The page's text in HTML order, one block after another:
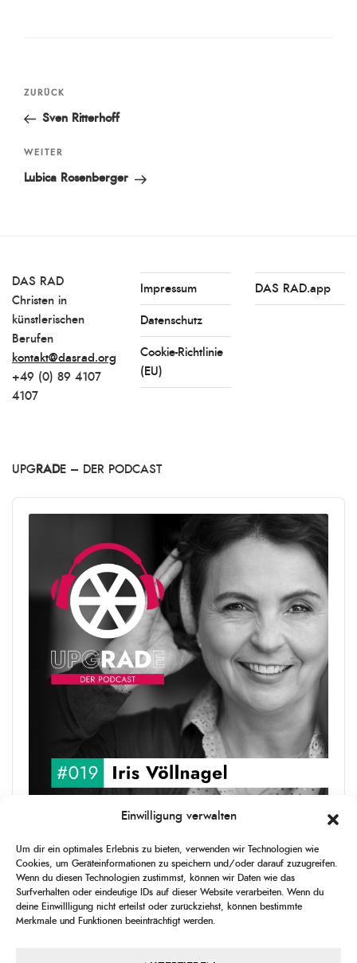
Einwilligung verwalten
Um dir ein optimales Erlebnis zu bieten, verwenden wir Technologien wie
Cookies, um Geräteinformationen zu speichern und/oder darauf zuzugreifen.
Wenn du diesen Technologien zustimmst, können wir Daten wie das
Surfverhalten oder eindeutige IDs auf dieser Website verarbeiten. Wenn du
deine Einwillligung nicht erteilst oder zurückziehst, können bestimmte
Merkmale und Funktionen beeinträchtigt werden.
Beitragsnavigation
Vorheriger
Beitrag
ZURÜCK
Sven Ritterhoff
Nächster
Beitrag
WEITER
Lubica Rosenberger
DAS RAD
Christen in
künstlerischen
Berufen
kontakt@dasrad.org
+49 (0) 89 4107
4107
Impressum
Datenschutz
Cookie-Richtlinie
(EU)
DAS RAD.app
UPG RADE – DER PODCAST
Audio
Iris Völlnagel hat schon auf unterschiedlichen Kontinenten gelebt
und gearbeitet, spricht mehrere Sprachen und berichtet
leidenschaftlich gerne über das, was sie erlebt – als Journalistin,
[...]